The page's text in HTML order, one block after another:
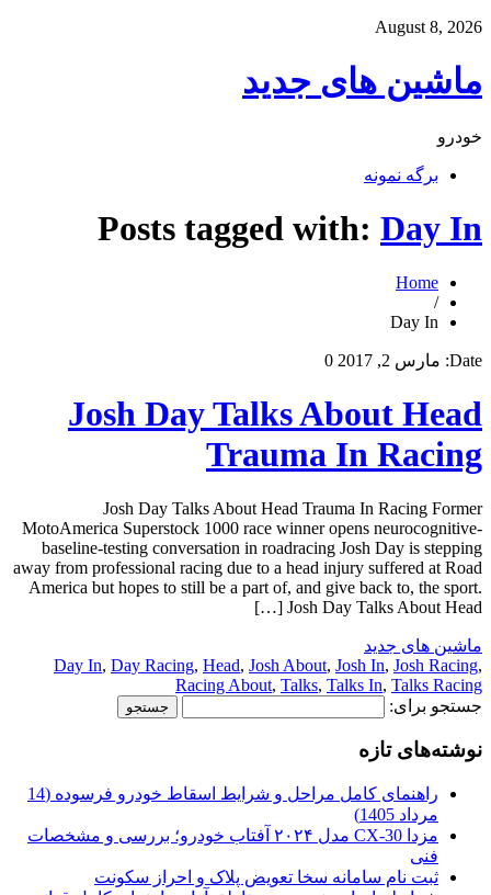
August 8, 2026
ماشین های جدید
خودرو
برگه نمونه
Posts tagged with: Day In
Home
/
Day In
Date: مارس 2, 2017 0
Josh Day Talks About Head
Trauma In Racing
Josh Day Talks About Head Trauma In Racing Former
MotoAmerica Superstock 1000 race winner opens neurocognitive-
baseline-testing conversation in roadracing Josh Day is stepping
away from professional racing due to a head injury suffered at Road
America but hopes to still be a part of, and give back to, the sport.
Josh Day Talks About Head […]
ماشین های جدید
Day In, Day Racing, Head, Josh About, Josh In, Josh Racing,
Racing About, Talks, Talks In, Talks Racing
جستجو برای:
نوشته‌های تازه
راهنمای کامل مراحل و شرایط اسقاط خودرو فرسوده (14
مرداد 1405)
مزدا CX-30 مدل ۲۰۲۴ آفتاب خودرو؛ بررسی و مشخصات
فنی
ثبت نام سامانه سخا تعویض پلاک و احراز سکونت